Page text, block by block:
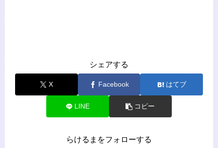
シェアする
X Facebook はてブ
LINE コピー
らけるまをフォローする